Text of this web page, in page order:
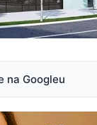
na Googleu